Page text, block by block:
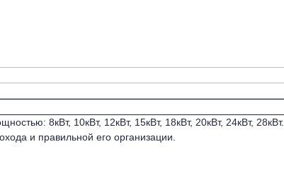
8кВт, 10кВт, 12кВт, 15кВт, 18кВт, 20кВт, 24кВт, 28кВт.
и правильной его организации.